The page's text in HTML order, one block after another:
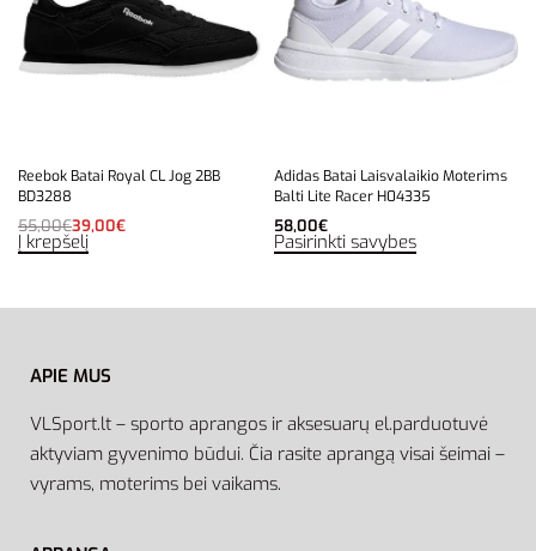
Reebok Batai Royal CL Jog 2BB
BD3288
55,00€39,00€
Į krepšelį
Adidas Batai Laisvalaikio Moterims
Balti Lite Racer H04335
58,00€
Pasirinkti savybes
APIE MUS
VLSport.lt – sporto aprangos ir aksesuarų el.parduotuvė
aktyviam gyvenimo būdui. Čia rasite aprangą visai šeimai –
vyrams, moterims bei vaikams.